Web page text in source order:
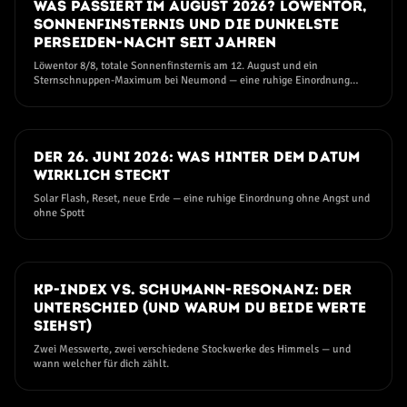
Was passiert im August 2026? Löwentor,
Sonnenfinsternis und die dunkelste
Perseiden-Nacht seit Jahren
Löwentor 8/8, totale Sonnenfinsternis am 12. August und ein
Sternschnuppen-Maximum bei Neumond — eine ruhige Einordnung
11. JUNI 2026
Der 26. Juni 2026: Was hinter dem Datum
wirklich steckt
Solar Flash, Reset, neue Erde — eine ruhige Einordnung ohne Angst und
ohne Spott
09. JUNI 2026
Kp-Index vs. Schumann-Resonanz: der
Unterschied (und warum du beide Werte
siehst)
Zwei Messwerte, zwei verschiedene Stockwerke des Himmels — und
wann welcher für dich zählt.